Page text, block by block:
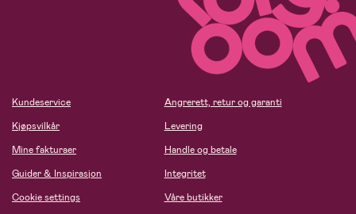
Kundeservice
Kjøpsvilkår
Mine fakturaer
Guider & Inspirasjon
Cookie settings
Angrerett, retur og garanti
Levering
Handle og betale
Integritet
Våre butikker